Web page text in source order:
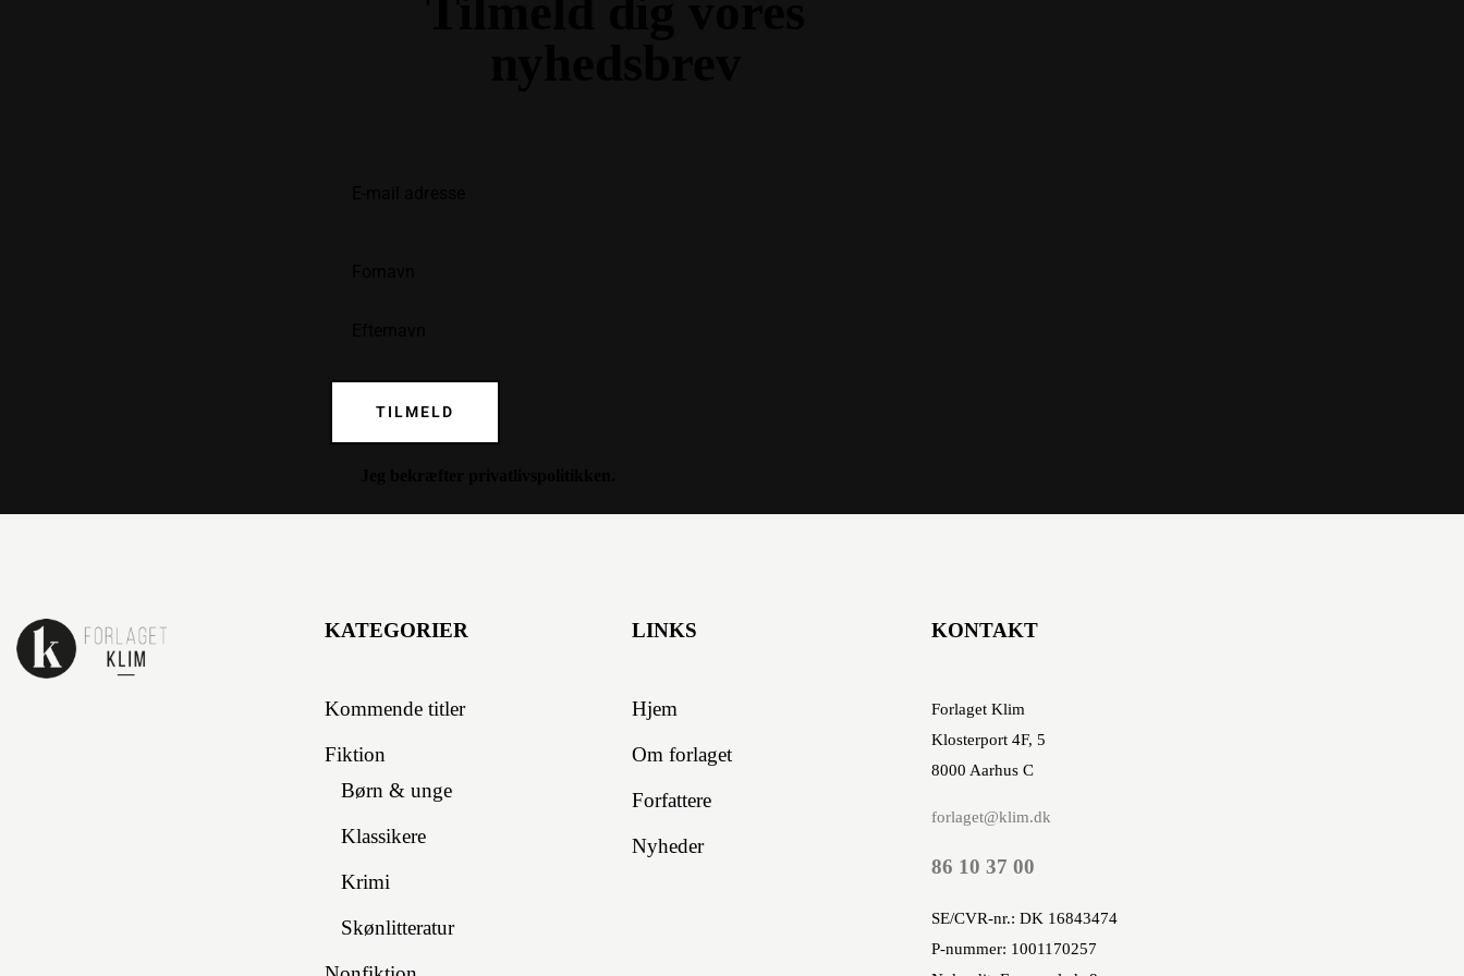
TILMELD
KATEGORIER
Kommende titler
Fiktion
Børn & unge
Klassikere
Krimi
Skønlitteratur
LINKS
Hjem
Om forlaget
Forfattere
Nyheder
KONTAKT
Forlaget Klim
Klosterport 4F, 5
8000 Aarhus C
forlaget@klim.dk
86 10 37 00
SE/CVR-nr.: DK 16843474
P-nummer: 1001170257